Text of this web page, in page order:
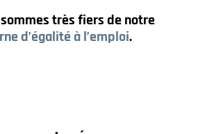
très fiers de notre
d’égalité à l’emploi.